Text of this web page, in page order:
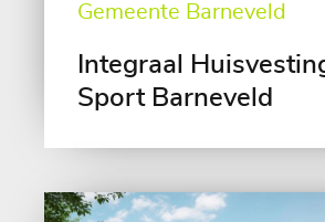
Gemeente Barneveld
Integraal
Sport Barneveld